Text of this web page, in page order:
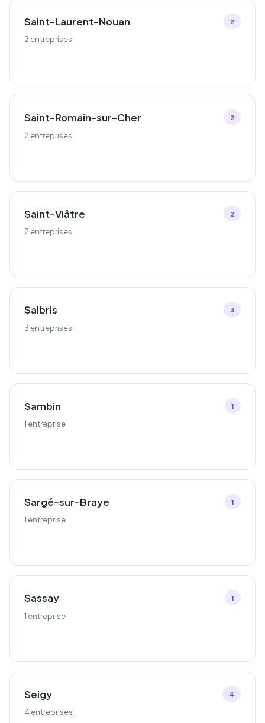
Saint-Laurent-Nouan
2 entreprises
2
Saint-Romain-sur-Cher
2 entreprises
2
Saint-Viâtre
2 entreprises
2
Salbris
3 entreprises
3
Sambin
1 entreprise
1
Sargé-sur-Braye
1 entreprise
1
Sassay
1 entreprise
1
Seigy
4 entreprises
4